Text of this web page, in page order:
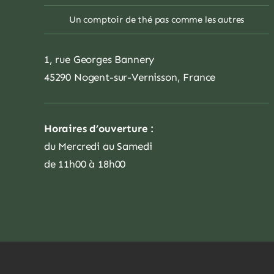
Un comptoir de thé pas comme les autres
1, rue Georges Bannery
45290 Nogent-sur-Vernisson, France
Horaires d’ouverture :
du Mercredi au Samedi
de 11h00 à 18h00